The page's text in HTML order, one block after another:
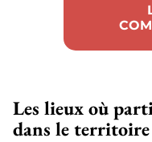
Les lieux où
dans le territoire